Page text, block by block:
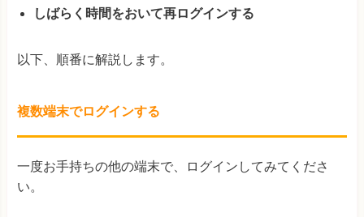
しばらく時間をおいて再ログインする
以下、順番に解説します。
複数端末でログインする
一度お手持ちの他の端末で、ログインしてみてくださ
い。